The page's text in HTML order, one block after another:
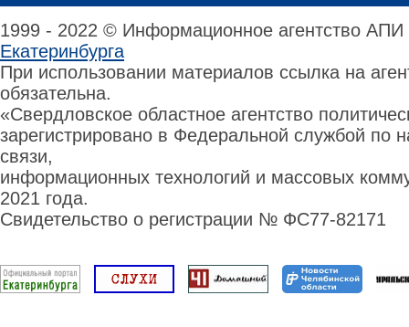
1999 - 2022 © Информационное агентство
Екатеринбурга
При использовании материалов ссылка на
обязательна.
«Свердловское областное агентство
зарегистрировано в Федеральной службой по
связи,
информационных технологий и массовых
2021 года.
Свидетельство о регистрации № ФС77-82171